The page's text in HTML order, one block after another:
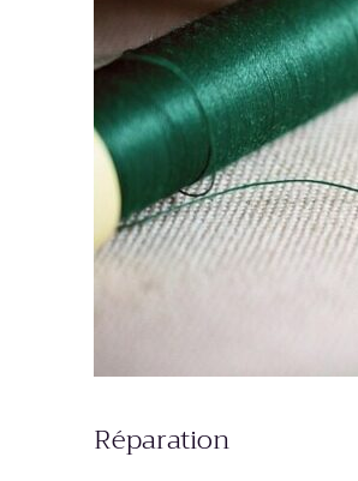
Réparation